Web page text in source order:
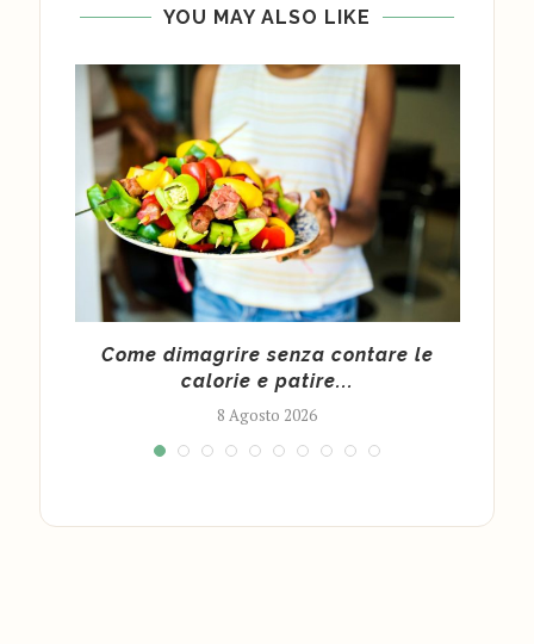
YOU MAY ALSO LIKE
Come dimagrire senza contare le
calorie e patire...
8 Agosto 2026